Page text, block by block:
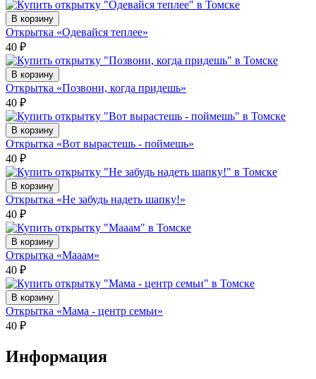
В корзину
Открытка «Одевайся теплее»
40 ₽
В корзину
Открытка «Позвони, когда придешь»
40 ₽
В корзину
Открытка «Вот вырастешь - поймешь»
40 ₽
В корзину
Открытка «Не забудь надеть шапку!»
40 ₽
В корзину
Открытка «Мааам»
40 ₽
В корзину
Открытка «Мама - центр семьи»
40 ₽
Информация